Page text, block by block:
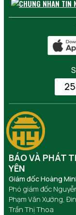
BÁO VÀ PHÁT
YÊN
Giám đốc Hoàng
Phó giám đốc
Phạm Văn Xướng,
Trần Thị Thoa